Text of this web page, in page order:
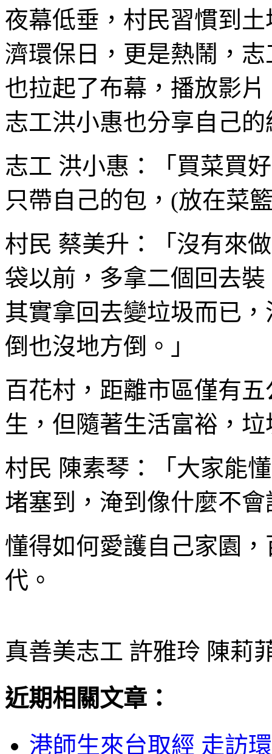
夜幕低垂，村民習慣到
濟環保日，更是熱鬧，
也拉起了布幕，播放影
志工洪小惠也分享自己
志工 洪小惠：「買菜買
只帶自己的包，(放在菜
村民 蔡美升：「沒有來
袋以前，多拿二個回去裝
其實拿回去變垃圾而已
倒也沒地方倒。」
百花村，距離市區僅有
生，但隨著生活富裕，
村民 陳素琴：「大家能
堵塞到，淹到像什麼不會
懂得如何愛護自己家園
代。
真善美志工 許雅玲 陳莉
近期相關文章：
港師生來台取經 走訪